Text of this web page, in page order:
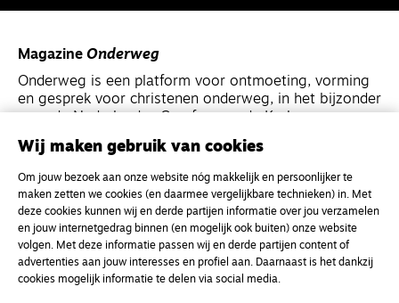
Magazine Onderweg
Onderweg is een platform voor ontmoeting, vorming
en gesprek voor christenen onderweg, in het bijzonder
Kvk-nummer 33277063
NL46 INGB 0117 5827 86
info@onderwegonline.nl
Wij maken gebruik van cookies
Om jouw bezoek aan onze website nóg makkelijk en persoonlijker te
maken zetten we cookies (en daarmee vergelijkbare technieken) in. Met
deze cookies kunnen wij en derde partijen informatie over jou verzamelen
en jouw internetgedrag binnen (en mogelijk ook buiten) onze website
volgen. Met deze informatie passen wij en derde partijen content of
advertenties aan jouw interesses en profiel aan. Daarnaast is het dankzij
cookies mogelijk informatie te delen via social media.